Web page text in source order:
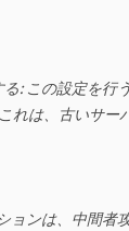
: この設定を行
れは、古いサー
ョンは、中間者